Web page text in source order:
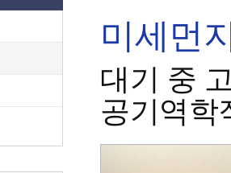
미세먼
대기 중
공기역학